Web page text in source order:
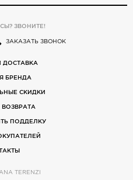
ЗВОНИТЕ!
ЗАКАЗАТЬ ЗВОНОК
ДОСТАВКА
БРЕНДА
СКИДКИ
ПОДДЕЛКУ
TERENZI